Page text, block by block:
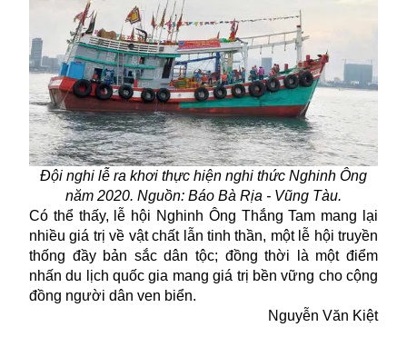
Đội nghi lễ ra khơi thực hiện nghi thức Nghinh Ông
năm 2020. Nguồn: Báo Bà Rịa - Vũng Tàu.
Có thể thấy, lễ hội Nghinh Ông Thắng Tam mang lại
nhiều giá trị về vật chất lẫn tinh thần, một lễ hội truyền
thống đầy bản sắc dân tộc; đồng thời là một điểm
nhấn du lịch quốc gia mang giá trị bền vững cho cộng
đồng người dân ven biển.
Nguyễn Văn Kiệt